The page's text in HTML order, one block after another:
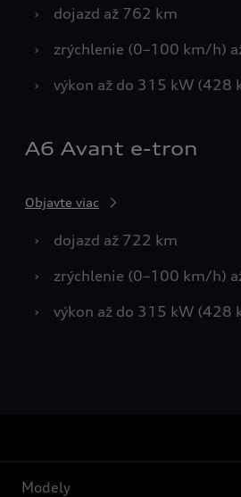
›
dojazd až 762 km
›
zrýchlenie (0–100 km/h)
›
výkon až do 315 kW (428
A6 Avant e-tron
Objavte viac
›
dojazd až 722 km
›
zrýchlenie (0–100 km/h)
›
výkon až do 315 kW (428
Modely